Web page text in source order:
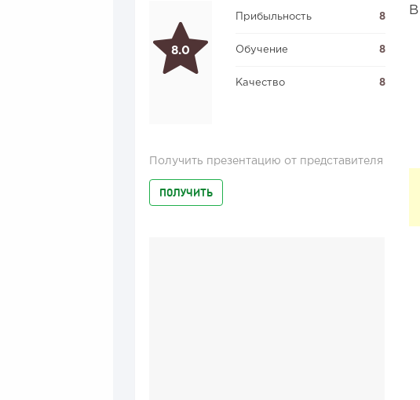
8.0
Прибыльность 8
Обучение 8
Качество 8
Получить презентацию от представителя
ПОЛУЧИТЬ